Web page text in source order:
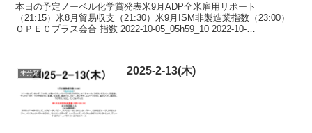
本日の予定ノーベル化学賞発表米9月ADP全米雇用リポート
（21:15）米8月貿易収支（21:30）米9月ISM非製造業指数（23:00）
ＯＰＥＣプラス会合 指数 2022-10-05_05h59_10 2022-10-
未分類 2025-2-13(木)